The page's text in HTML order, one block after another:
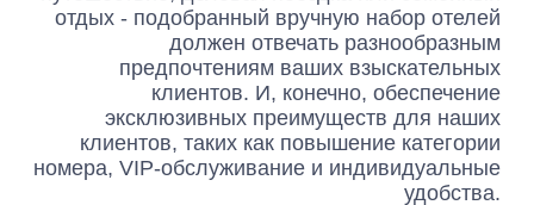
отдых - подобранный вручную набор отелей
должен отвечать разнообразным
предпочтениям ваших взыскательных
клиентов. И, конечно, обеспечение
эксклюзивных преимуществ для наших
клиентов, таких как повышение категории
номера, VIP-обслуживание и индивидуальные
удобства.